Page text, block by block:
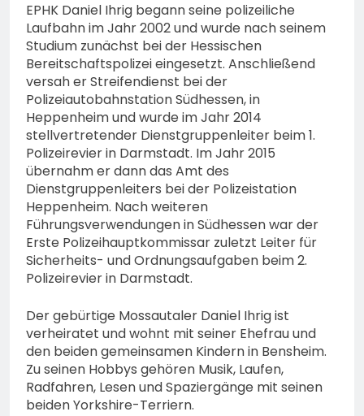
EPHK Daniel Ihrig begann seine polizeiliche
Laufbahn im Jahr 2002 und wurde nach seinem
Studium zunächst bei der Hessischen
Bereitschaftspolizei eingesetzt. Anschließend
versah er Streifendienst bei der
Polizeiautobahnstation Südhessen, in
Heppenheim und wurde im Jahr 2014
stellvertretender Dienstgruppenleiter beim 1.
Polizeirevier in Darmstadt. Im Jahr 2015
übernahm er dann das Amt des
Dienstgruppenleiters bei der Polizeistation
Heppenheim. Nach weiteren
Führungsverwendungen in Südhessen war der
Erste Polizeihauptkommissar zuletzt Leiter für
Sicherheits- und Ordnungsaufgaben beim 2.
Polizeirevier in Darmstadt.
Der gebürtige Mossautaler Daniel Ihrig ist
verheiratet und wohnt mit seiner Ehefrau und
den beiden gemeinsamen Kindern in Bensheim.
Zu seinen Hobbys gehören Musik, Laufen,
Radfahren, Lesen und Spaziergänge mit seinen
beiden Yorkshire-Terriern.